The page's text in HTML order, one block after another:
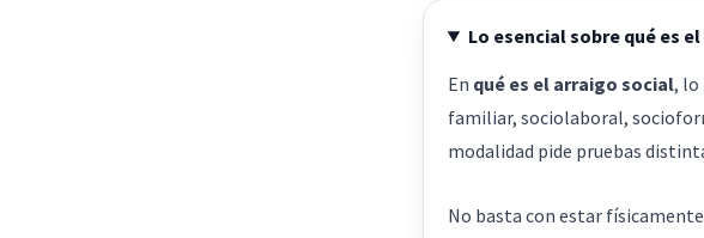
Lo esencial sobre qué es
En qué es el arraigo social, lo
familiar, sociolaboral,
modalidad pide pruebas
No basta con estar físicamente